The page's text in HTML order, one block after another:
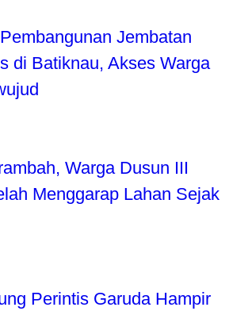
Jembatan
di Batiknau, Akses Warga
Warga Dusun III
Menggarap Lahan Sejak
Perintis Garuda Hampir